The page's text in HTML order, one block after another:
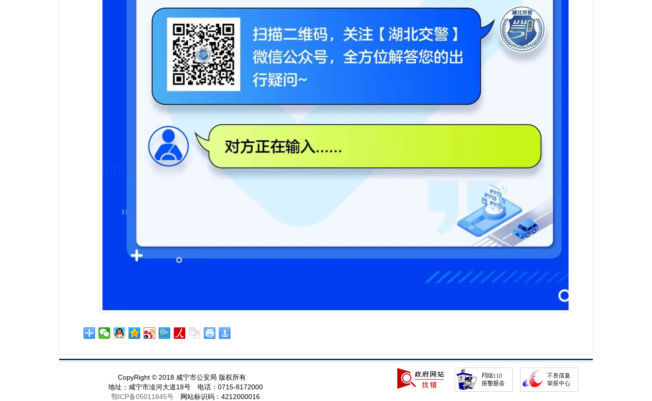
CopyRight © 2018 咸宁市公安局 版权所有
地址：咸宁市淦河大道18号 电话：0715-8172000
鄂ICP备05011845号网站标识码：4212000016